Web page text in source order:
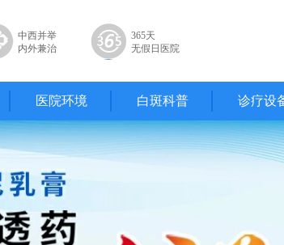
中西并举
内外兼治
365天
无假日医院
医院环境 白斑科普 诊疗设